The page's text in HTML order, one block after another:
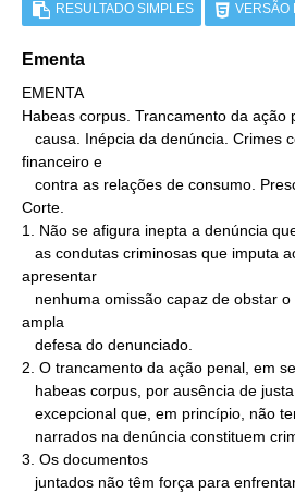
RESULTADO SIMPLES VERSÃO
Ementa
EMENTA
Habeas corpus. Trancamento da ação
financeiro e
Corte.
1. Não se afigura inepta a denúncia
apresentar
ampla
2. O trancamento da ação penal, em
3. Os documentos